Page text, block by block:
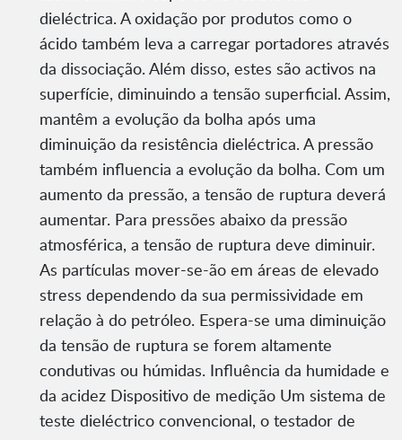
dieléctrica. A oxidação por produtos como o
ácido também leva a carregar portadores através
da dissociação. Além disso, estes são activos na
superfície, diminuindo a tensão superficial. Assim,
mantêm a evolução da bolha após uma
diminuição da resistência dieléctrica. A pressão
também influencia a evolução da bolha. Com um
aumento da pressão, a tensão de ruptura deverá
aumentar. Para pressões abaixo da pressão
atmosférica, a tensão de ruptura deve diminuir.
As partículas mover-se-ão em áreas de elevado
stress dependendo da sua permissividade em
relação à do petróleo. Espera-se uma diminuição
da tensão de ruptura se forem altamente
condutivas ou húmidas. Influência da humidade e
da acidez Dispositivo de medição Um sistema de
teste dieléctrico convencional, o testador de